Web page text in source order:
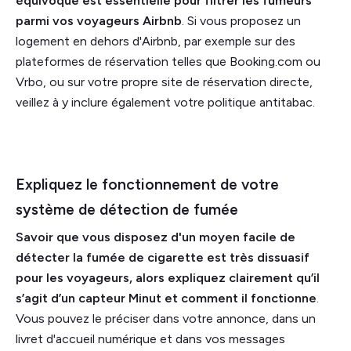
parmi vos voyageurs Airbnb. Si vous proposez un
logement en dehors d'Airbnb, par exemple sur des
plateformes de réservation telles que Booking.com ou
Vrbo, ou sur votre propre site de réservation directe,
veillez à y inclure également votre politique antitabac.
Expliquez le fonctionnement de votre
système de détection de fumée
Savoir que vous disposez d'un moyen facile de
détecter la fumée de cigarette est très dissuasif
pour les voyageurs, alors expliquez clairement qu’il
s’agit d’un capteur Minut et comment il fonctionne.
Vous pouvez le préciser dans votre annonce, dans un
livret d'accueil numérique et dans vos messages